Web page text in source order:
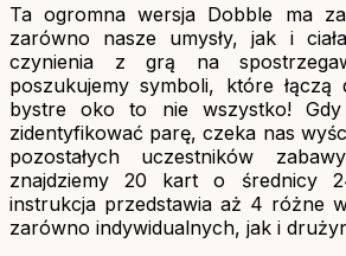
Ta ogromna wersja Dobble ma
zarówno nasze umysły, jak i
czynienia z grą na
poszukujemy symboli, które łączą
bystre oko to nie wszystko!
zidentyfikować parę, czeka nas
pozostałych uczestników
znajdziemy 20 kart o średnicy
instrukcja przedstawia aż 4 różne
zarówno indywidualnych, jak i